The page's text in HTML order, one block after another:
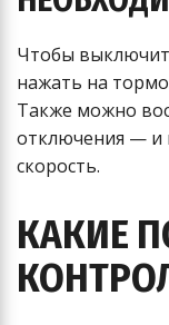
Чтобы
нажать на
Также можно
отключения — и
скорость.
КАКИЕ